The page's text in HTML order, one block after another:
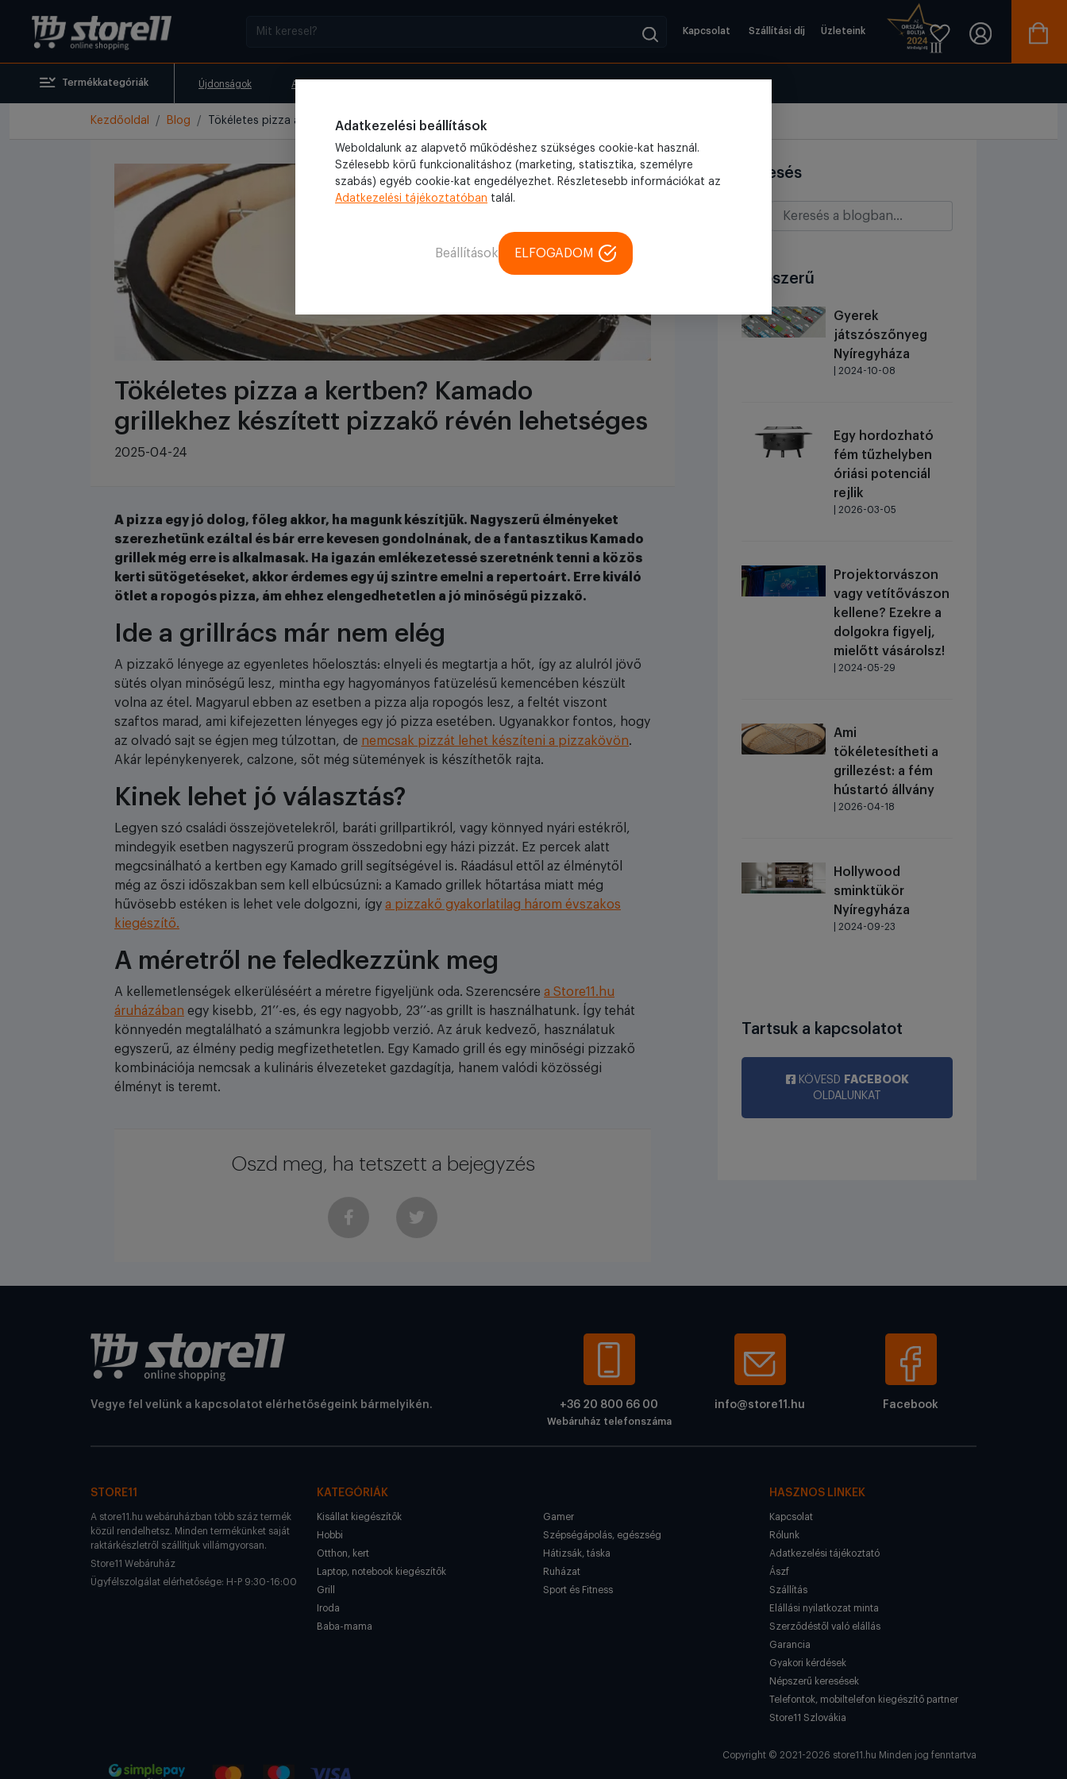
Kapcsolat Szállítási díj Üzleteink
Termékkategóriák Újdonságok Akciók
Kezdőoldal Blog Tökéletes pizza a kertben? Kamado grillekhez készített pizzakő révén lehetséges
Tökéletes pizza a kertben? Kamado
grillekhez készített pizzakő révén lehetséges
2025-04-24
A pizza egy jó dolog, főleg akkor, ha magunk készítjük. Nagyszerű élményeket
szerezhetünk ezáltal és bár erre kevesen gondolnának, de a fantasztikus Kamado
grillek még erre is alkalmasak. Ha igazán emlékezetessé szeretnénk tenni a közös
kerti sütögetéseket, akkor érdemes egy új szintre emelni a repertoárt. Erre kiváló
ötlet a ropogós pizza, ám ehhez elengedhetetlen a jó minőségű pizzakő.
Ide a grillrács már nem elég
A pizzakő lényege az egyenletes hőelosztás: elnyeli és megtartja a hőt, így az alulról jövő
sütés olyan minőségű lesz, mintha egy hagyományos fatüzelésű kemencében készült
volna az étel. Magyarul ebben az esetben a pizza alja ropogós lesz, a feltét viszont
szaftos marad, ami kifejezetten lényeges egy jó pizza esetében. Ugyanakkor fontos, hogy
az olvadó sajt se égjen meg túlzottan, de nemcsak pizzát lehet készíteni a pizzakövön.
Akár lepénykenyerek, calzone, sőt még sütemények is készíthetők rajta.
Kinek lehet jó választás?
Legyen szó családi összejövetelekről, baráti grillpartikról, vagy könnyed nyári estékről,
mindegyik esetben nagyszerű program összedobni egy házi pizzát. Ez percek alatt
megcsinálható a kertben egy Kamado grill segítségével is. Ráadásul ettől az élménytől
még az őszi időszakban sem kell elbúcsúzni: a Kamado grillek hőtartása miatt még
hűvösebb estéken is lehet vele dolgozni, így a pizzakő gyakorlatilag három évszakos
kiegészítő.
A méretről ne feledkezzünk meg
A kellemetlenségek elkerüléséért a méretre figyeljünk oda. Szerencsére a Store11.hu
áruházában egy kisebb, 21’’-es, és egy nagyobb, 23’’-as grillt is használhatunk. Így tehát
könnyedén megtalálható a számunkra legjobb verzió. Az áruk kedvező, használatuk
egyszerű, az élmény pedig megfizethetetlen. Egy Kamado grill és egy minőségi pizzakő
kombinációja nemcsak a kulináris élvezeteket gazdagítja, hanem valódi közösségi
élményt is teremt.
Oszd meg, ha tetszett a bejegyzés
Keresés
Népszerű
Gyerek
játszószőnyeg
Nyíregyháza
| 2024-10-08
Egy hordozható
fém tűzhelyben
óriási potenciál
rejlik
| 2026-03-05
Projektorvászon
vagy vetítővászon
kellene? Ezekre a
dolgokra figyelj,
mielőtt vásárolsz!
| 2024-05-29
Ami
tökéletesítheti a
grillezést: a fém
hústartó állvány
| 2026-04-18
Hollywood
sminktükör
Nyíregyháza
| 2024-09-23
Tartsuk a kapcsolatot
KÖVESD FACEBOOK
OLDALUNKAT
Vegye fel velünk a kapcsolatot elérhetőségeink bármelyikén. +36 20 800 66 00
Webáruház telefonszáma
info@store11.hu Facebook
STORE11
A store11.hu webáruházban több száz termék
közül rendelhetsz. Minden termékünket saját
raktárkészletről szállítjuk villámgyorsan.
Store11 Webáruház
Ügyfélszolgálat elérhetősége: H-P 9:30-16:00
KATEGÓRIÁK
Kisállat kiegészítők
Hobbi
Otthon, kert
Laptop, notebook kiegészítők
Grill
Iroda
Baba-mama
Gamer
Szépségápolás, egészség
Hátizsák, táska
Ruházat
Sport és Fitness
HASZNOS LINKEK
Kapcsolat
Rólunk
Adatkezelési tájékoztató
Ászf
Szállítás
Elállási nyilatkozat minta
Szerződéstől való elállás
Garancia
Gyakori kérdések
Népszerű keresések
Telefontok, mobiltelefon kiegészítő partner
Store11 Szlovákia
Copyright © 2021-2026 store11.hu Minden jog fenntartva
Adatkezelési beállítások
Weboldalunk az alapvető működéshez szükséges cookie-kat használ.
Szélesebb körű funkcionalitáshoz (marketing, statisztika, személyre
szabás) egyéb cookie-kat engedélyezhet. Részletesebb információkat az
Adatkezelési tájékoztatóban talál.
Beállítások ELFOGADOM